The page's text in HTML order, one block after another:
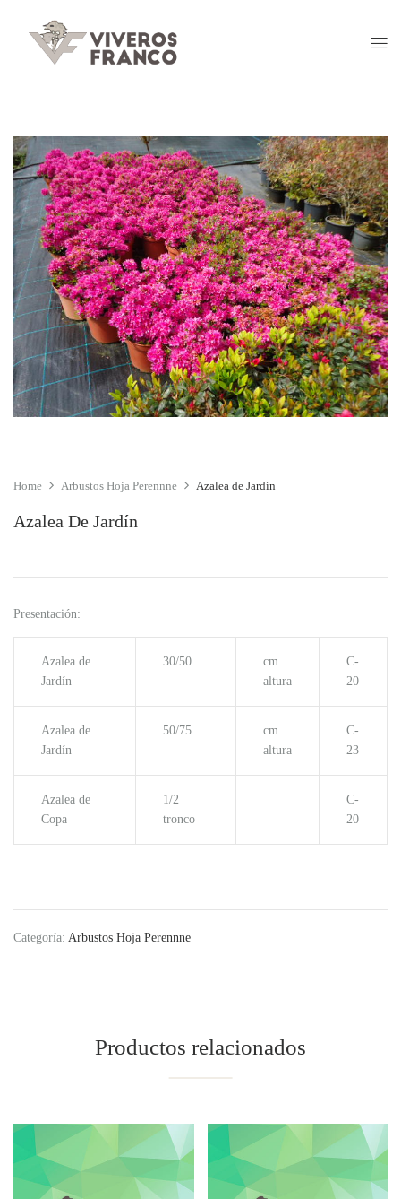
Home Arbustos Hoja Perennne Azalea de Jardín
Azalea De Jardín
Presentación:
Azalea de
Jardín
30/50
cm.
altura
C-
20
Azalea de
Jardín
50/75
cm.
altura
C-
23
Azalea de
Copa
1/2
tronco
C-
20
Categoría: Arbustos Hoja Perennne
Productos relacionados